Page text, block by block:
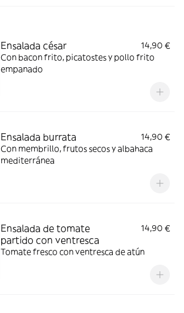
Ensalada césar
14,90 €
Con bacon frito, picatostes y pollo frito
empanado
Ensalada burrata
14,90 €
Con membrillo, frutos secos y albahaca
mediterránea
Ensalada de tomate
partido con ventresca
14,90 €
Tomate fresco con ventresca de atún